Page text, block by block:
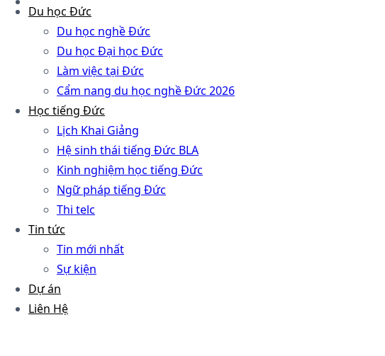
Du học Đức
Du học nghề Đức
Du học Đại học Đức
Làm việc tại Đức
Cẩm nang du học nghề Đức 2026
Học tiếng Đức
Lịch Khai Giảng
Hệ sinh thái tiếng Đức BLA
Kinh nghiệm học tiếng Đức
Ngữ pháp tiếng Đức
Thi telc
Tin tức
Tin mới nhất
Sự kiện
Dự án
Liên Hệ